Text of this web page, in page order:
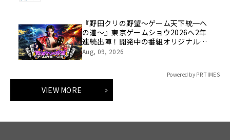
『野田クリの野望～ゲーム天下統一へ
の道～』東京ゲームショウ2026へ2年
連続出陣！開発中の番組オリジナルゲ
ームを世界最速体験！失敗したら即
Aug, 09, 2026
Powered by PR TIMES
VIEW MORE